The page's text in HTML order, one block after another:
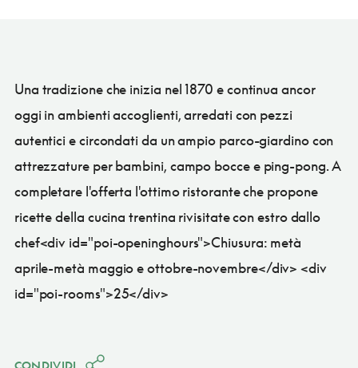
Una tradizione che inizia nel 1870 e continua ancor
oggi in ambienti accoglienti, arredati con pezzi
autentici e circondati da un ampio parco-giardino con
attrezzature per bambini, campo bocce e ping-pong. A
completare l'offerta l'ottimo ristorante che propone
ricette della cucina trentina rivisitate con estro dallo
chef<div id="poi-openinghours">Chiusura: metà
aprile-metà maggio e ottobre-novembre</div> <div
id="poi-rooms">25</div>
CONDIVIDI